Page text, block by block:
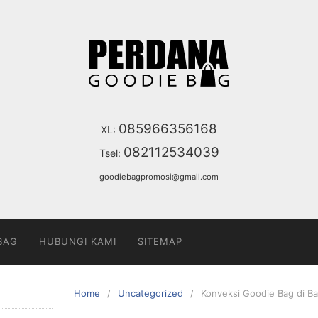
XL: 085966356168
Tsel: 082112534039
goodiebagpromosi@gmail.com
HUBUNGI KAMI SITEMAP
Home Uncategorized Konveksi Goodie Bag di